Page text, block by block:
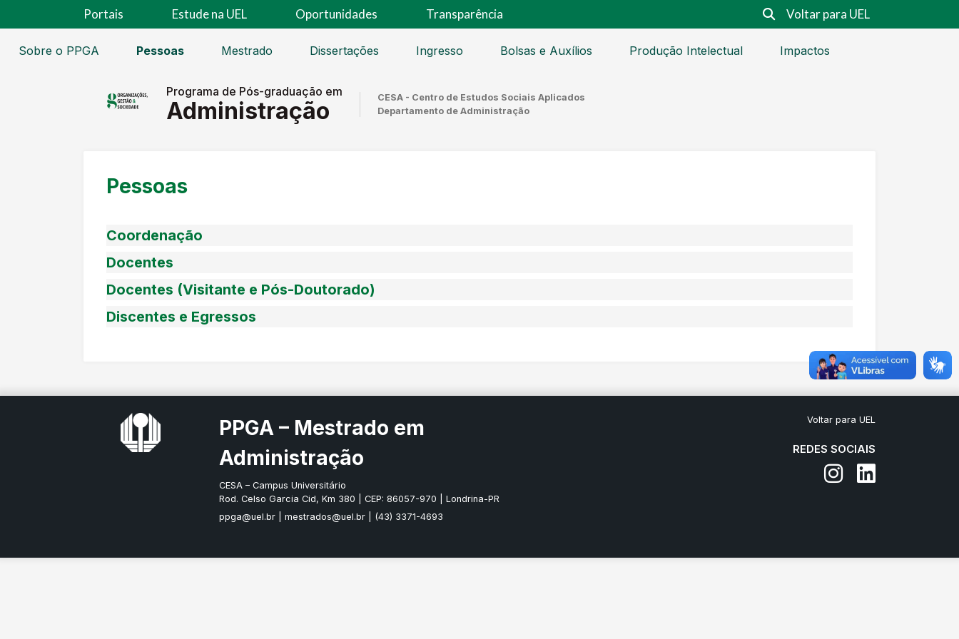
Portais Estude na UEL Oportunidades Transparência Voltar para UEL
Sobre o PPGA Pessoas Mestrado Dissertações Ingresso Bolsas e Auxílios Produção Intelectual Impactos
Programa de Pós-graduação em
Administração
CESA - Centro de Estudos Sociais Aplicados
Departamento de Administração
Pessoas
Coordenação
Docentes
Docentes (Visitante e Pós-Doutorado)
Discentes e Egressos
PPGA – Mestrado em
Administração
CESA – Campus Universitário
Rod. Celso Garcia Cid, Km 380 | CEP: 86057-970 | Londrina-PR
ppga@uel.br
mestrados@uel.br | (43) 3371-4693
Voltar para UEL
REDES SOCIAIS